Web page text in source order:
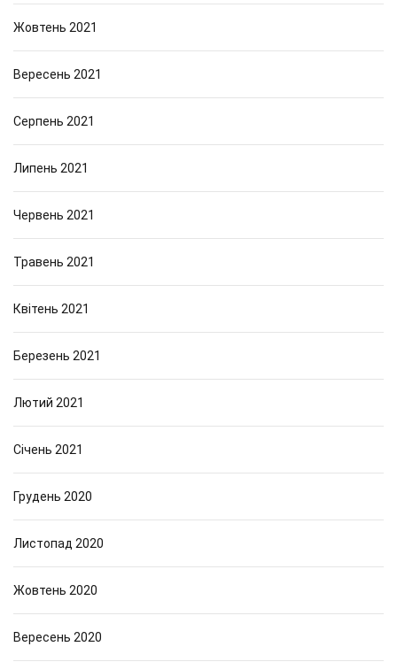
Жовтень 2021
Вересень 2021
Серпень 2021
Липень 2021
Червень 2021
Травень 2021
Квітень 2021
Березень 2021
Лютий 2021
Січень 2021
Грудень 2020
Листопад 2020
Жовтень 2020
Вересень 2020